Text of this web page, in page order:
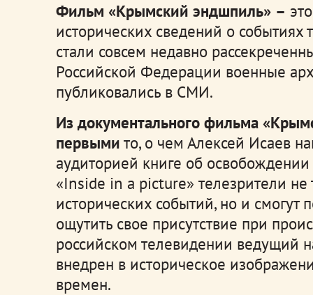
Фильм «Крымский эндшпиль» –
исторических сведений о событиях
стали совсем недавно
Российской Федерации военные
публиковались в СМИ.
Из документального фильма
первыми то, о чем Алексей Исаев
аудиторией книге об
«Inside in a picture» телезрители не
исторических событий, но и смогут
ощутить свое присутствие при
российском телевидении ведущий
внедрен в историческое
времен.